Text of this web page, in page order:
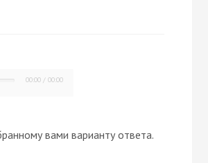
00:00 /00:00
вами варианту ответа.